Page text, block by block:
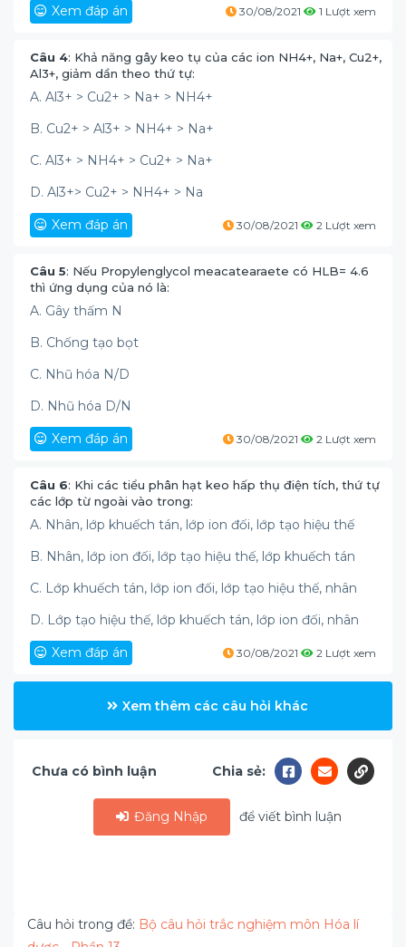
Xem đáp án
30/08/2021 1 Lượt xem
Câu 4: Khả năng gây keo tụ của các ion NH4+, Na+, Cu2+,
Al3+, giảm dần theo thứ tự:
A. Al3+ > Cu2+ > Na+ > NH4+
B. Cu2+ > Al3+ > NH4+ > Na+
C. Al3+ > NH4+ > Cu2+ > Na+
D. Al3+> Cu2+ > NH4+ > Na
Xem đáp án
30/08/2021 2 Lượt xem
Câu 5: Nếu Propylenglycol meacatearaete có HLB= 4.6
thì ứng dụng của nó là:
A. Gây thấm N
B. Chống tạo bọt
C. Nhũ hóa N/D
D. Nhũ hóa D/N
Xem đáp án
30/08/2021 2 Lượt xem
Câu 6: Khi các tiểu phân hạt keo hấp thụ điện tích, thứ tự
các lớp từ ngoài vào trong:
A. Nhân, lớp khuếch tán, lớp ion đối, lớp tạo hiệu thế
B. Nhân, lớp ion đối, lớp tạo hiệu thế, lớp khuếch tán
C. Lớp khuếch tán, lớp ion đối, lớp tạo hiệu thế, nhân
D. Lớp tạo hiệu thế, lớp khuếch tán, lớp ion đối, nhân
Xem đáp án
30/08/2021 2 Lượt xem
Xem thêm các câu hỏi khác
Chưa có bình luận Chia sẻ:
Đăng Nhập để viết bình luận
Câu hỏi trong đề: Bộ câu hỏi trắc nghiệm môn Hóa lí